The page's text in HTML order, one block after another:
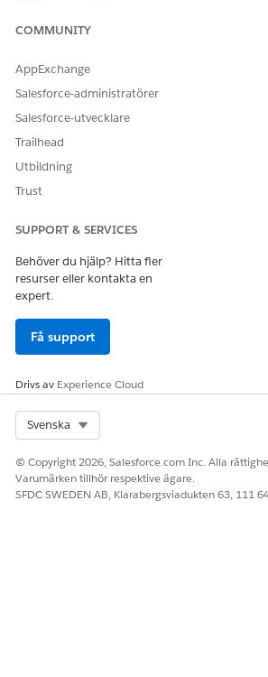
minderåriga flyttas om till en
Konversationer som innehåller
preferenser för en specifik ras, kön,
diskriminerande egenskaper flyttas
COMMUNITY
AppExchange
Salesforce-administratörer
Salesforce-utvecklare
Trailhead
Utbildning
Trust
SUPPORT & SERVICES
Behöver du hjälp? Hitta fler
resurser eller kontakta en
expert.
Få support
Drivs av Experience Cloud
Svenska
© Copyright 2026, Salesforce.com Inc. Alla
Varumärken tillhör respektive ägare.
SFDC SWEDEN AB, Klarabergsviadukten 63, 111